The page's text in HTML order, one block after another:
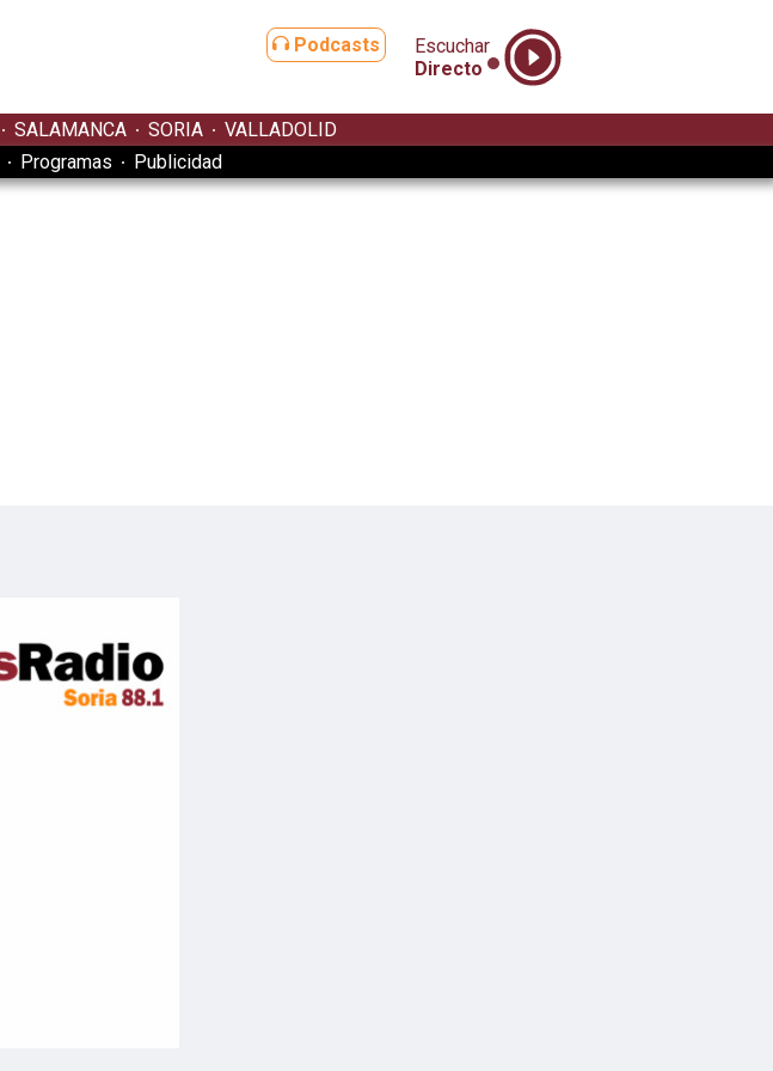
Podcasts
Escuchar
Directo
SALAMANCA SORIA
VALLADOLID
Programas Publicidad